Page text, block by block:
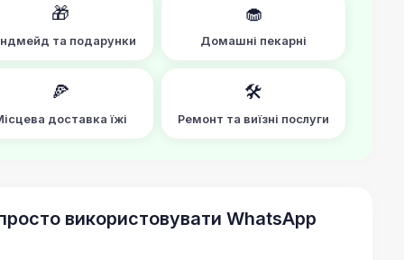
🎁
та подарунки
🧁
Домашні пекарні
🍕
доставка їжі
🛠️
Ремонт та виїзні послуги
використовувати WhatsApp